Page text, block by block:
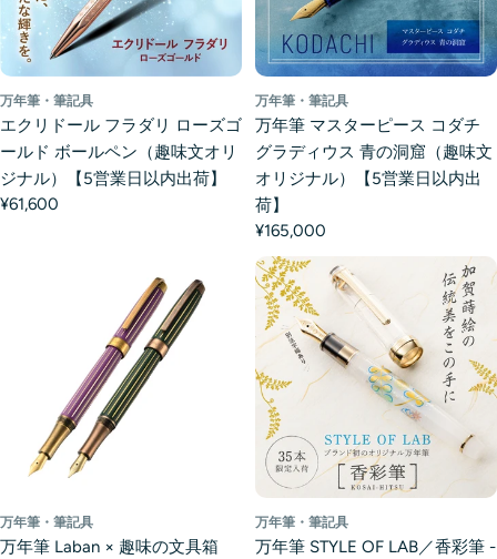
万年筆・筆記具
エクリドール フラダリ ローズゴ
ールド ボールペン（趣味文オリ
ジナル）【5営業日以内出荷】
¥61,600
万年筆・筆記具
万年筆 マスターピース コダチ
グラディウス 青の洞窟（趣味文
オリジナル）【5営業日以内出
荷】
¥165,000
万年筆・筆記具
万年筆 Laban × 趣味の文具箱
万年筆・筆記具
万年筆 STYLE OF LAB／香彩筆 -